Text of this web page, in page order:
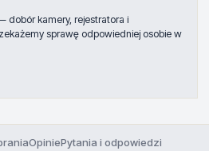
dobór kamery, rejestratora i
sprawę odpowiedniej osobie w
OpiniePytania i odpowiedzi